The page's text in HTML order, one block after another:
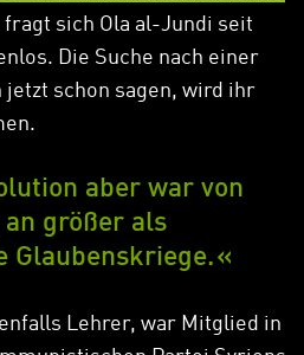
fragt sich Ola al-Jundi seit
Die Suche nach einer
jetzt schon sagen, wird ihr
aber war von
an größer als
Glaubenskriege.
Lehrer, war Mitglied in